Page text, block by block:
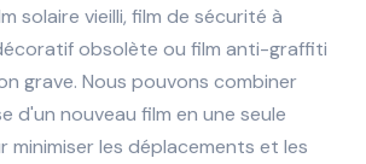
solaire vieilli, film de sécurité à
obsolète ou film anti-graffiti
grave. Nous pouvons combiner
d'un nouveau film en une seule
minimiser les déplacements et les